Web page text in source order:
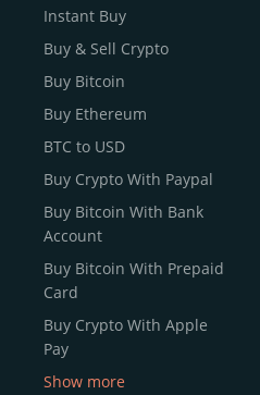
Instant Buy
Buy & Sell Crypto
Buy Bitcoin
Buy Ethereum
BTC to USD
Buy Crypto With Paypal
Buy Bitcoin With Bank
Account
Buy Bitcoin With Prepaid
Card
Buy Crypto With Apple
Pay
Show more